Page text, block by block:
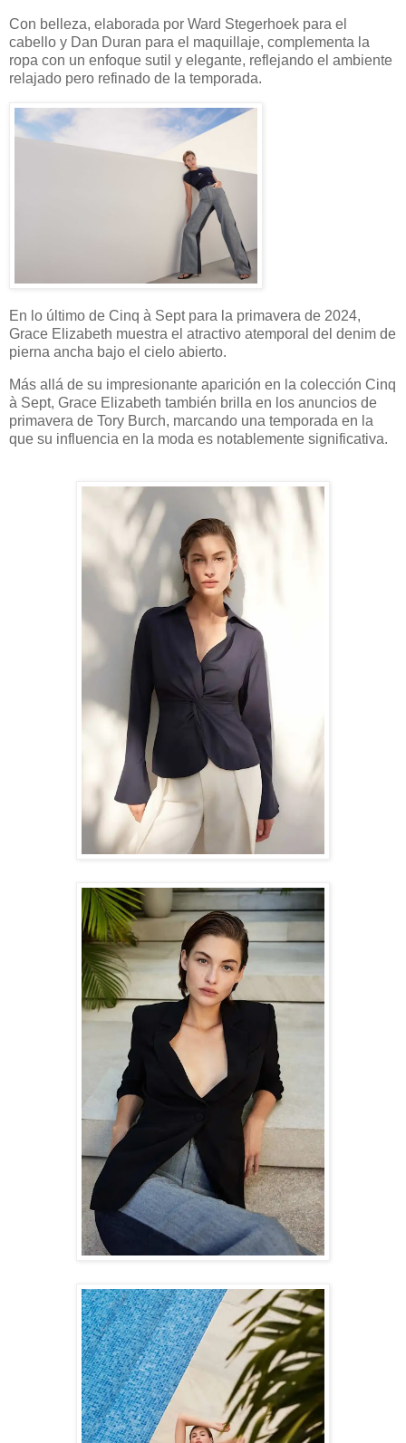
Con belleza, elaborada por Ward Stegerhoek para el
cabello y Dan Duran para el maquillaje, complementa la
ropa con un enfoque sutil y elegante, reflejando el ambiente
relajado pero refinado de la temporada.
En lo último de Cinq à Sept para la primavera de 2024,
Grace Elizabeth muestra el atractivo atemporal del denim de
pierna ancha bajo el cielo abierto.
Más allá de su impresionante aparición en la colección Cinq
à Sept, Grace Elizabeth también brilla en los anuncios de
primavera de Tory Burch, marcando una temporada en la
que su influencia en la moda es notablemente significativa.